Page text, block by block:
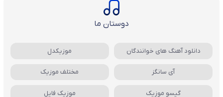
دوستان ما
دانلود آهنگ های خوانندگان موزیکدل
آی سانگز مختلف موزیک
گیسو موزیک موزیک فایل